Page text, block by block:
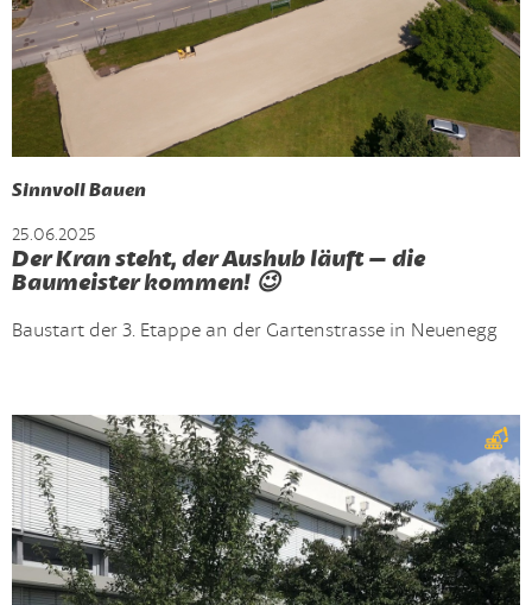
Sinnvoll Bauen
25.06.2025
Der Kran steht, der Aushub läuft – die
Baumeister kommen! 😉
Baustart der 3. Etappe an der Gartenstrasse in Neuenegg